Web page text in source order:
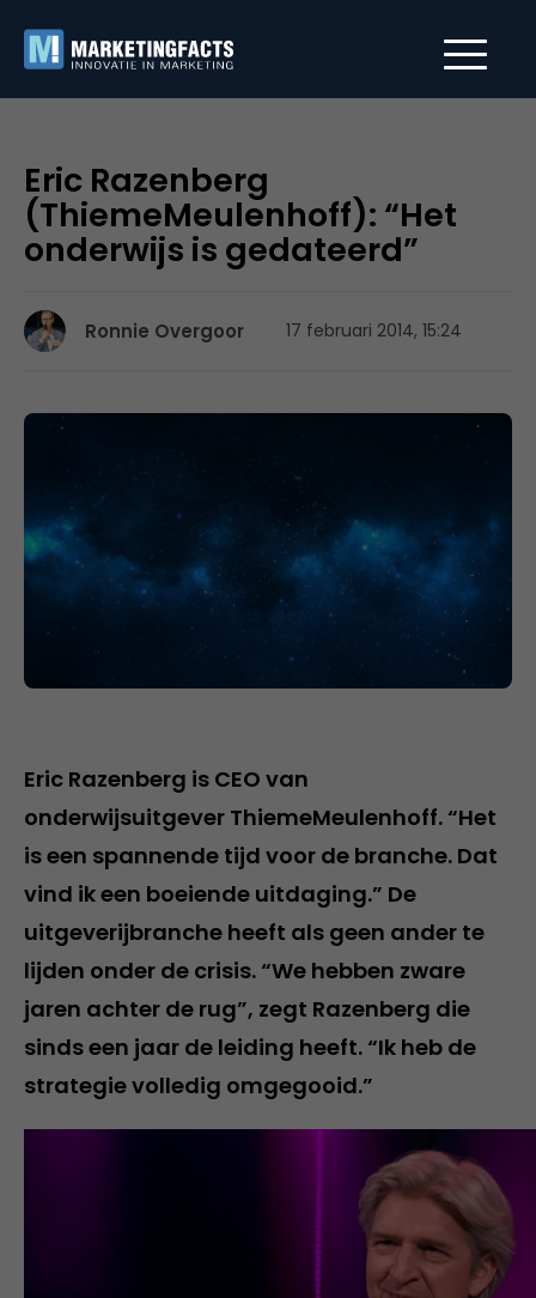
Eric Razenberg
(ThiemeMeulenhoff): “Het
onderwijs is gedateerd”
Ronnie Overgoor 17 februari 2014, 15:24
Eric Razenberg is CEO van
onderwijsuitgever ThiemeMeulenhoff. “Het
is een spannende tijd voor de branche. Dat
vind ik een boeiende uitdaging.” De
uitgeverijbranche heeft als geen ander te
lijden onder de crisis. “We hebben zware
jaren achter de rug”, zegt Razenberg die
sinds een jaar de leiding heeft. “Ik heb de
strategie volledig omgegooid.”